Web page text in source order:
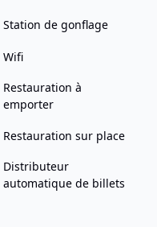
Station de gonflage
Wifi
Restauration à
emporter
Restauration sur place
Distributeur
automatique de billets